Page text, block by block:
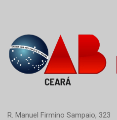
R. Manuel Firmino Sampaio, 323